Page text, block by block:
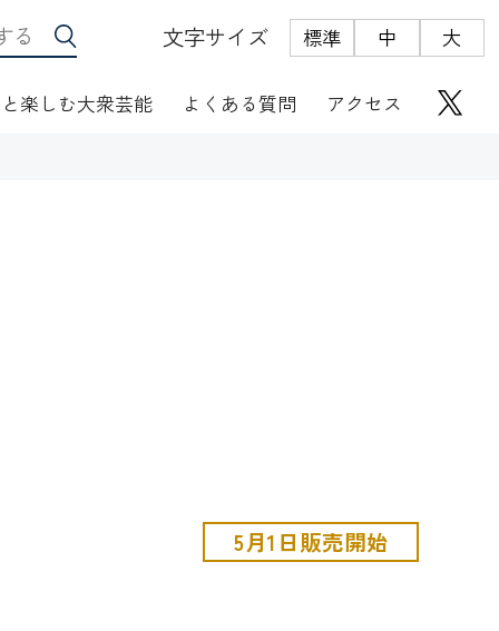
文字サイズ 標準 中 大
楽しむ大衆芸能 よくある質問 アクセス
5月1日販売開始